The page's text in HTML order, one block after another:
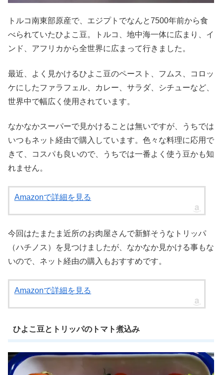
トルコ南東部原産で、エジプトでなんと7500年前から食
べられていたひよこ豆。トルコ、地中海一体に広まり、イ
ンド、アフリカから全世界に広まって行きました。
最近、よく見かけるひよこ豆のペースト、フムス、コロッ
ケにしたファラフェル、カレー、サラダ、シチューなど、
世界中で幅広く使用されています。
なかなかスーパーで見かけることは無いですが、うちでは
いつもネット経由で購入しています。色々な料理に応用で
きて、コスパも良いので、うちでは一番よく使う豆かも知
れません。
Amazonで詳細を見る
今回はたまたま近所のお肉屋さんで新鮮そうなトリッパ
（ハチノス）を見つけましたが、なかなか見かける事もな
いので、ネット経由の購入もおすすめです。
Amazonで詳細を見る
ひよこ豆とトリッパのトマト煮込み